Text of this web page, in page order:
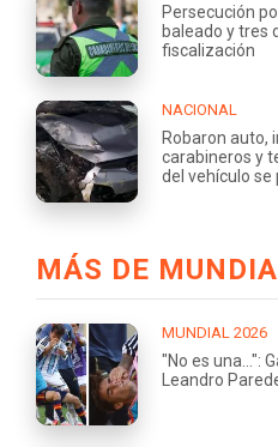
Persecución
baleado y tres
fiscalización
NACIONAL
Robaron auto,
carabineros y
del vehículo
MÁS DE
MUNDIAL 2026
"No es una...":
Leandro